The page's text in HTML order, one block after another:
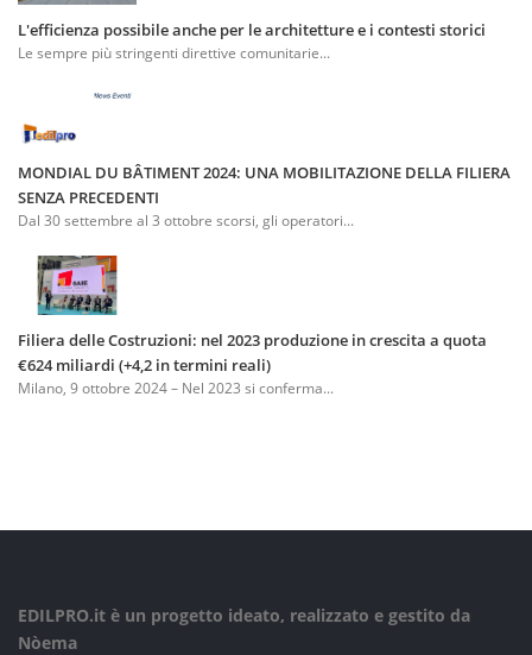
L'efficienza possibile anche per le architetture e i contesti storici
Le sempre più stringenti direttive comunitarie...
MONDIAL DU BÂTIMENT 2024: UNA MOBILITAZIONE DELLA FILIERA
SENZA PRECEDENTI
Dal 30 settembre al 3 ottobre scorsi, gli operatori...
Filiera delle Costruzioni: nel 2023 produzione in crescita a quota
€624 miliardi (+4,2 in termini reali)
Milano, 9 ottobre 2024 – Nel 2023 si conferma...
EDILPRO.it è un progetto ideato, realizzato e gestito da
Nòema